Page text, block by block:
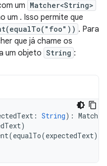
um Matcher<String>
um . Isso permite que
. Para
que já chame os
um objeto String :
: String):
)
(equalTo(expectedText))